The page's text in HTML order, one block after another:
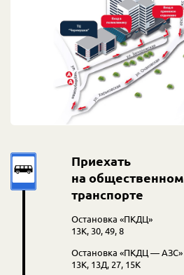
Приехать
на общественном
транспорте
Остановка «ПКДЦ»
13К, 30, 49, 8
Остановка «ПКДЦ — АЗС»
13К, 13Д, 27, 15К